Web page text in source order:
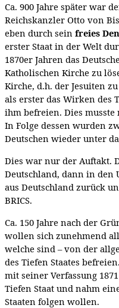
Ca. 900 Jahre später war
Reichskanzler Otto von
eben durch sein freies
erster Staat in der Welt
1870er Jahren das
Katholischen Kirche zu
Kirche, d.h. der Jesuiten
als erster das Wirken des
ihm befreien. Dies
In Folge dessen wurden
Deutschen wieder unter
Dies war nur der Auftakt.
Deutschland, dann in den
aus Deutschland zurück
BRICS.
Ca. 150 Jahre nach der
wollen sich zunehmend
welche sind – von der
des Tiefen Staates
mit seiner Verfassung
Tiefen Staat und nahm
Staaten folgen wollen.